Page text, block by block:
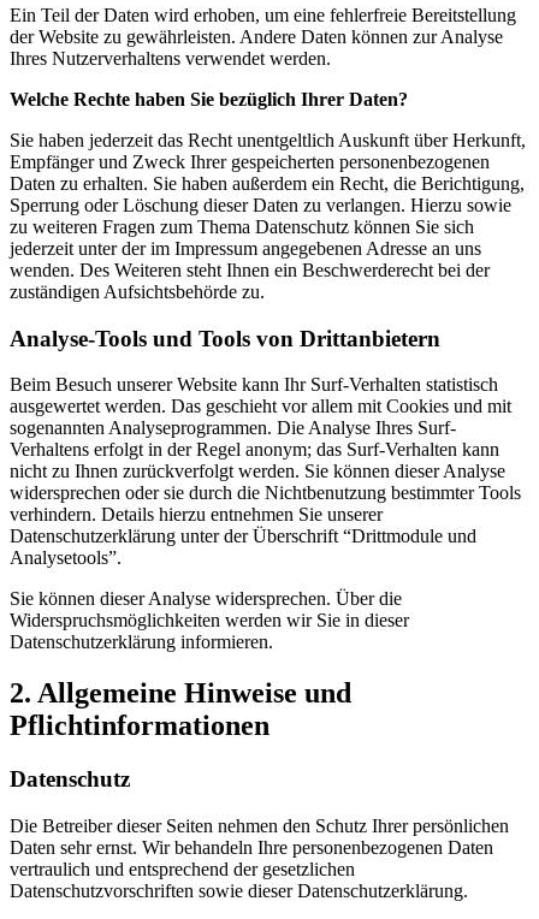
Ein Teil der Daten wird erhoben, um eine fehlerfreie Bereitstellung
der Website zu gewährleisten. Andere Daten können zur Analyse
Ihres Nutzerverhaltens verwendet werden.
Welche Rechte haben Sie bezüglich Ihrer Daten?
Sie haben jederzeit das Recht unentgeltlich Auskunft über Herkunft,
Empfänger und Zweck Ihrer gespeicherten personenbezogenen
Daten zu erhalten. Sie haben außerdem ein Recht, die Berichtigung,
Sperrung oder Löschung dieser Daten zu verlangen. Hierzu sowie
zu weiteren Fragen zum Thema Datenschutz können Sie sich
jederzeit unter der im Impressum angegebenen Adresse an uns
wenden. Des Weiteren steht Ihnen ein Beschwerderecht bei der
zuständigen Aufsichtsbehörde zu.
Analyse-Tools und Tools von Drittanbietern
Beim Besuch unserer Website kann Ihr Surf-Verhalten statistisch
ausgewertet werden. Das geschieht vor allem mit Cookies und mit
sogenannten Analyseprogrammen. Die Analyse Ihres Surf-
Verhaltens erfolgt in der Regel anonym; das Surf-Verhalten kann
nicht zu Ihnen zurückverfolgt werden. Sie können dieser Analyse
widersprechen oder sie durch die Nichtbenutzung bestimmter Tools
verhindern. Details hierzu entnehmen Sie unserer
Datenschutzerklärung unter der Überschrift “Drittmodule und
Analysetools”.
Sie können dieser Analyse widersprechen. Über die
Widerspruchsmöglichkeiten werden wir Sie in dieser
Datenschutzerklärung informieren.
2. Allgemeine Hinweise und
Pflichtinformationen
Datenschutz
Die Betreiber dieser Seiten nehmen den Schutz Ihrer persönlichen
Daten sehr ernst. Wir behandeln Ihre personenbezogenen Daten
vertraulich und entsprechend der gesetzlichen
Datenschutzvorschriften sowie dieser Datenschutzerklärung.